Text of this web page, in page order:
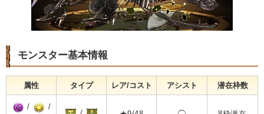
モンスター基本情報
属性 タイプ レア/コスト アシスト 潜在枠数
/ /